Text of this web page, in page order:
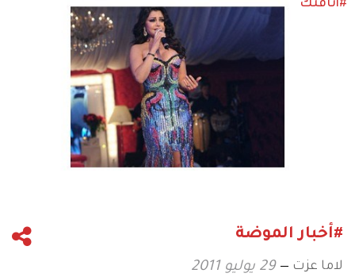
#أناقتك
#أخبار الموضة
لاما عزت 29 يوليو 2011